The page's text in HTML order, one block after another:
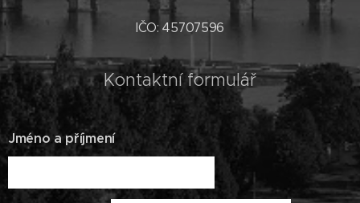
IČO: 45707596
Kontaktní formulář
Jméno a příjmení